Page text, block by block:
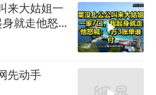
来大姑姐一
就走他怒
先动手